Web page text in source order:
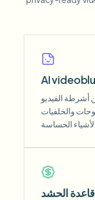
AI
الفيديو
والخلفيات
قاعدة الحشد